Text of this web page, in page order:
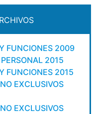
FUNCIONES 2009
2015
FUNCIONES 2015
EXCLUSIVOS
EXCLUSIVOS